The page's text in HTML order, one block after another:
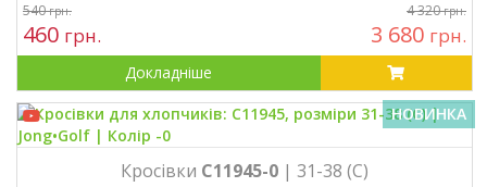
540грн. 4 320грн.
3 680 грн.
460 грн.
Докладніше
НОВИНКА
Кросівки C11945-0 | 31-38 (C)